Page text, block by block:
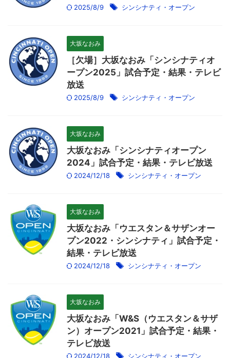
2025/8/9 シンシナティ・オープン
大坂なおみ
［欠場］大坂なおみ「シンシナティオ
ープン2025」試合予定・結果・テレビ
放送
2025/8/9 シンシナティ・オープン
大坂なおみ
大坂なおみ「シンシナティオープン
2024」試合予定・結果・テレビ放送
2024/12/18 シンシナティ・オープン
大坂なおみ
大坂なおみ「ウエスタン＆サザンオー
プン2022・シンシナティ」試合予定・
結果・テレビ放送
2024/12/18 シンシナティ・オープン
大坂なおみ
大坂なおみ「W&S（ウエスタン＆サザ
ン）オープン2021」試合予定・結果・
テレビ放送
2024/12/18 シンシナティ・オープン